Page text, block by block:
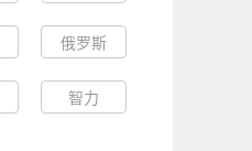
俄罗斯
智力